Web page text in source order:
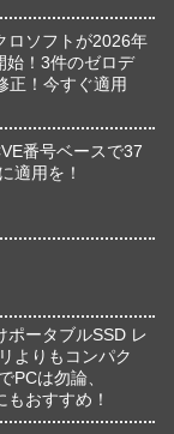
ロソフトが2026年
始！3件のゼロデ
正！今すぐ適用
番号ベースで37
適用を！
ポータブルSSD レ
よりもコンパク
PCは勿論、
おすすめ！